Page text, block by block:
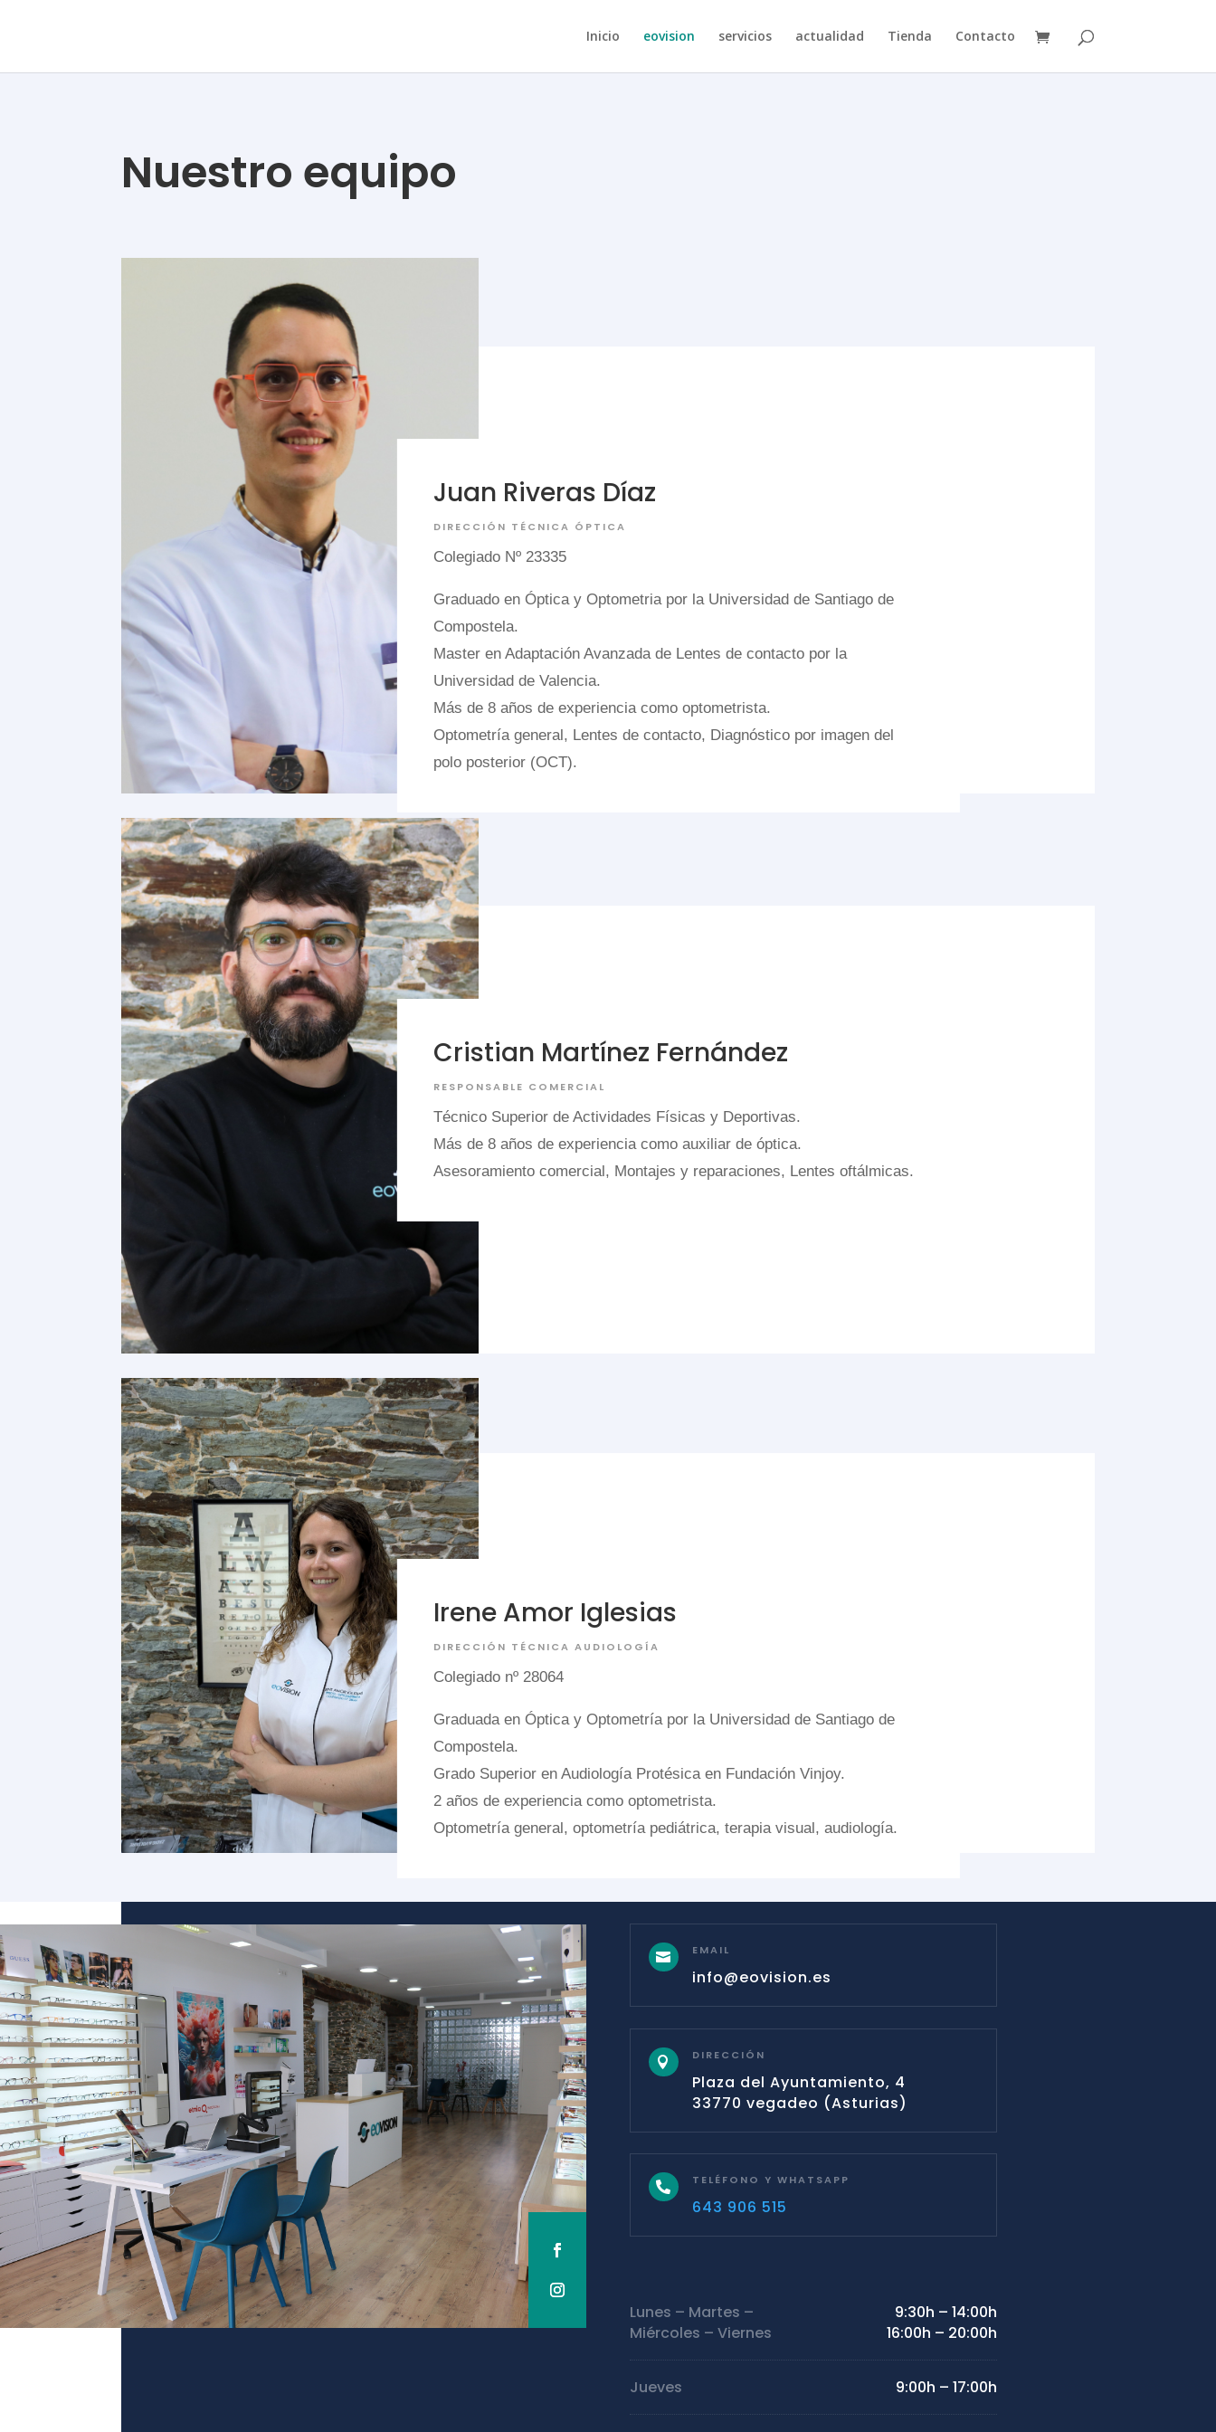
Inicio eovision servicios actualidad Tienda Contacto
Nuestro equipo
Juan Riveras Díaz
DIRECCIÓN TÉCNICA ÓPTICA
Colegiado Nº 23335
Graduado en Óptica y Optometria por la Universidad de Santiago de
Compostela.
Master en Adaptación Avanzada de Lentes de contacto por la
Universidad de Valencia.
Más de 8 años de experiencia como optometrista.
Optometría general, Lentes de contacto, Diagnóstico por imagen del
polo posterior (OCT).
Cristian Martínez Fernández
RESPONSABLE COMERCIAL
Técnico Superior de Actividades Físicas y Deportivas.
Más de 8 años de experiencia como auxiliar de óptica.
Asesoramiento comercial, Montajes y reparaciones, Lentes oftálmicas.
Irene Amor Iglesias
DIRECCIÓN TÉCNICA AUDIOLOGÍA
Colegiado nº 28064
Graduada en Óptica y Optometría por la Universidad de Santiago de
Compostela.
Grado Superior en Audiología Protésica en Fundación Vinjoy.
2 años de experiencia como optometrista.
Optometría general, optometría pediátrica, terapia visual, audiología.
 EMAIL
info@eovision.es
 DIRECCIÓN
Plaza del Ayuntamiento, 4
33770 vegadeo (Asturias)
 TELÉFONO Y WHATSAPP
643 906 515
Lunes – Martes –
Miércoles – Viernes
9:30h – 14:00h
16:00h – 20:00h
Jueves 9:00h – 17:00h